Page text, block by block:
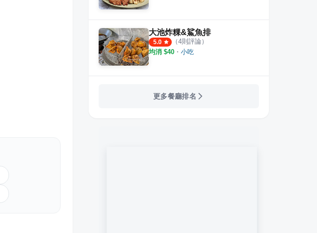
大池炸粿&鯊魚排
5.0 （4則評論）
均消 $40 ・ 小吃
更多餐廳排名